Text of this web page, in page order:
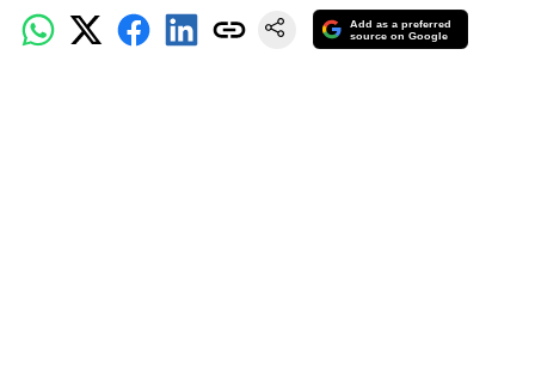
Add as a preferred
source on Google